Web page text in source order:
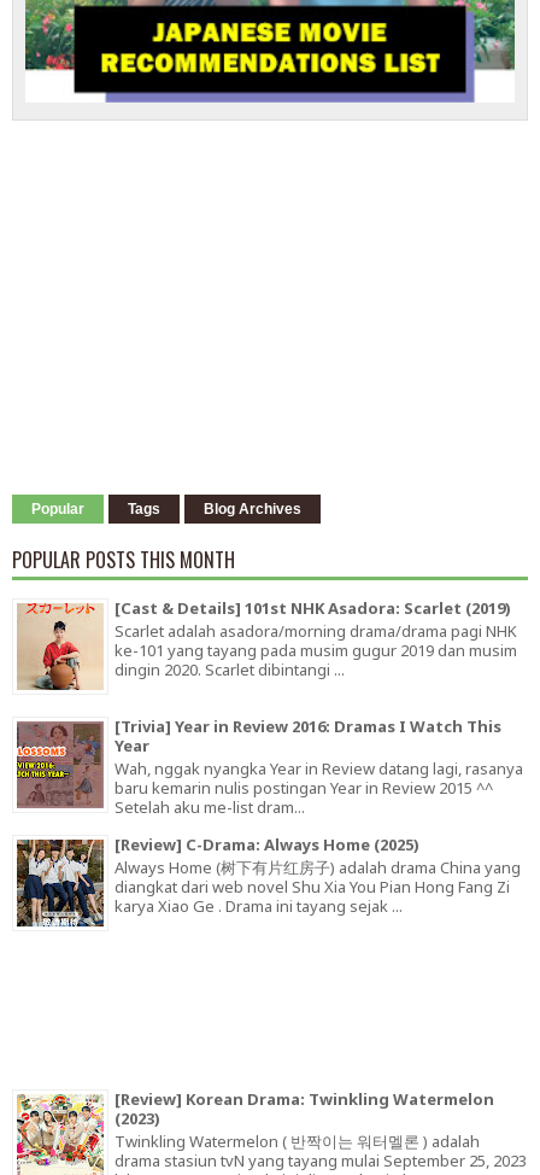
Popular Tags Blog Archives
POPULAR POSTS THIS MONTH
[Cast & Details] 101st NHK Asadora: Scarlet (2019)
Scarlet adalah asadora/morning drama/drama pagi NHK
ke-101 yang tayang pada musim gugur 2019 dan musim
dingin 2020. Scarlet dibintangi ...
[Trivia] Year in Review 2016: Dramas I Watch This
Year
Wah, nggak nyangka Year in Review datang lagi, rasanya
baru kemarin nulis postingan Year in Review 2015 ^^
Setelah aku me-list dram...
[Review] C-Drama: Always Home (2025)
Always Home (树下有片红房子) adalah drama China yang
diangkat dari web novel Shu Xia You Pian Hong Fang Zi
karya Xiao Ge . Drama ini tayang sejak ...
[Review] Korean Drama: Twinkling Watermelon
(2023)
Twinkling Watermelon ( 반짝이는 워터멜론 ) adalah
drama stasiun tvN yang tayang mulai September 25, 2023